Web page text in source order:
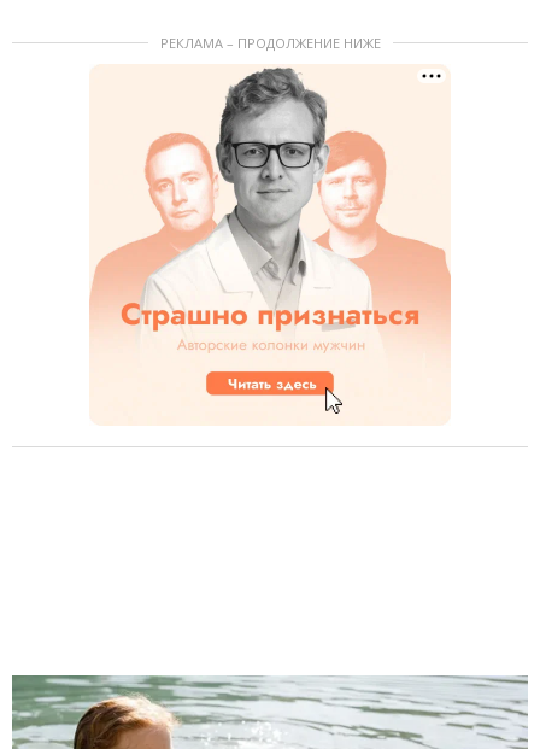
РЕКЛАМА – ПРОДОЛЖЕНИЕ НИЖЕ